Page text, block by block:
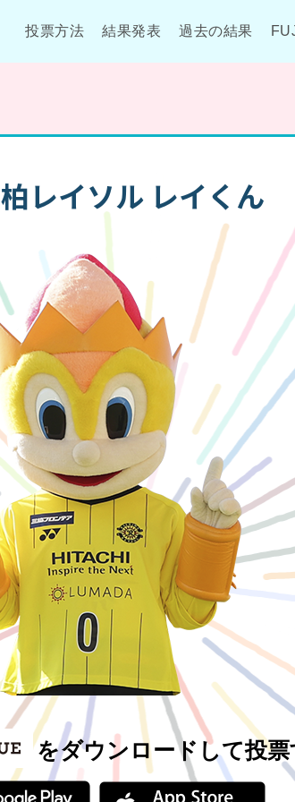
投票方法 結果発表 過去の結果
柏レイソル
柏レイソル レイくん
をダウンロードして投票